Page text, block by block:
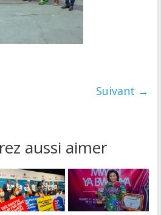
Suivant →
aussi aimer